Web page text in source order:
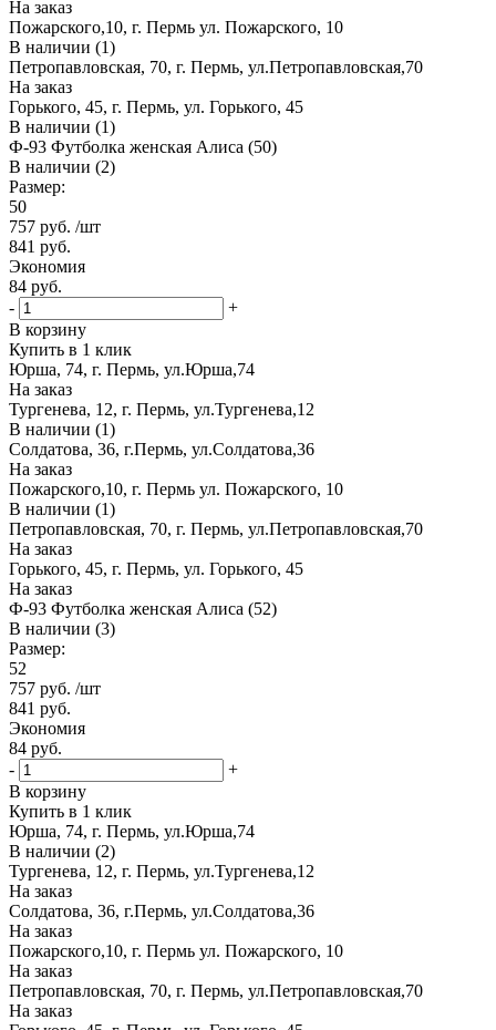
На заказ
Пожарского,10, г. Пермь ул. Пожарского, 10
В наличии (1)
Петропавловская, 70, г. Пермь, ул.Петропавловская,70
На заказ
Горького, 45, г. Пермь, ул. Горького, 45
В наличии (1)
Ф-93 Футболка женская Алиса (50)
В наличии (2)
Размер:
50
757 руб. /шт
841 руб.
Экономия
84 руб.
-
+
В корзину
Купить в 1 клик
Юрша, 74, г. Пермь, ул.Юрша,74
На заказ
Тургенева, 12, г. Пермь, ул.Тургенева,12
В наличии (1)
Солдатова, 36, г.Пермь, ул.Солдатова,36
На заказ
Пожарского,10, г. Пермь ул. Пожарского, 10
В наличии (1)
Петропавловская, 70, г. Пермь, ул.Петропавловская,70
На заказ
Горького, 45, г. Пермь, ул. Горького, 45
На заказ
Ф-93 Футболка женская Алиса (52)
В наличии (3)
Размер:
52
757 руб. /шт
841 руб.
Экономия
84 руб.
-
+
В корзину
Купить в 1 клик
Юрша, 74, г. Пермь, ул.Юрша,74
В наличии (2)
Тургенева, 12, г. Пермь, ул.Тургенева,12
На заказ
Солдатова, 36, г.Пермь, ул.Солдатова,36
На заказ
Пожарского,10, г. Пермь ул. Пожарского, 10
На заказ
Петропавловская, 70, г. Пермь, ул.Петропавловская,70
На заказ